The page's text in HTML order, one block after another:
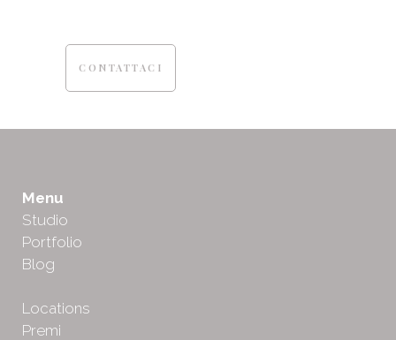
CONTATTACI
Menu
Studio
Portfolio
Blog
Locations
Premi